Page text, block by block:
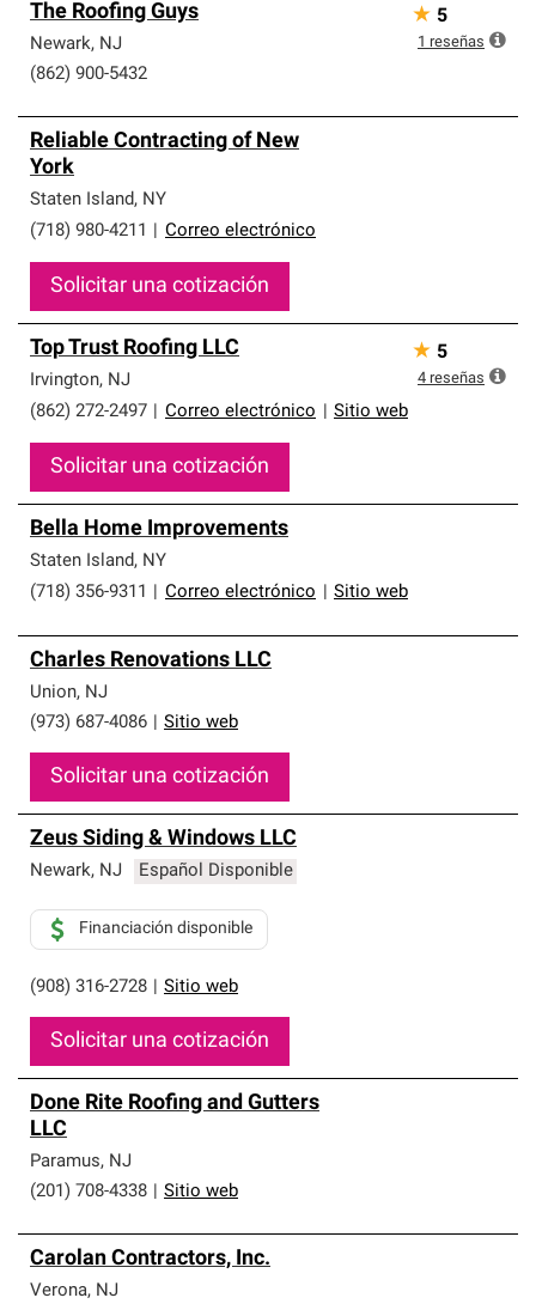
The Roofing Guys
Newark, NJ
(862) 900-5432
★ 5
1 reseñas
Reliable Contracting of New
York
Staten Island, NY
(718) 980-4211
Correo electrónico
Solicitar una cotización
Top Trust Roofing LLC
Irvington, NJ
(862) 272-2497
Correo electrónico Sitio web
Solicitar una cotización
★ 5
4 reseñas
Bella Home Improvements
Staten Island, NY
(718) 356-9311
Correo electrónico Sitio web
Charles Renovations LLC
Union, NJ
(973) 687-4086
Sitio web
Solicitar una cotización
Zeus Siding & Windows LLC
Newark, NJ Español Disponible
(908) 316-2728 Sitio web
Financiación disponible
Solicitar una cotización
Done Rite Roofing and Gutters
LLC
Paramus, NJ
(201) 708-4338
Sitio web
Carolan Contractors, Inc.
Verona, NJ